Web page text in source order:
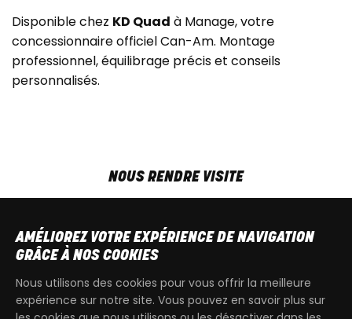
Disponible chez KD Quad à Manage, votre
concessionnaire officiel Can-Am. Montage
professionnel, équilibrage précis et conseils
personnalisés.
NOUS RENDRE VISITE
SAM9h00 - 13h30
T+32 64 700 970
AMÉLIOREZ VOTRE EXPÉRIENCE DE NAVIGATION
GRÂCE À NOS COOKIES
Nous utilisons des cookies pour vous offrir la meilleure
expérience sur notre site. Vous pouvez en savoir plus sur